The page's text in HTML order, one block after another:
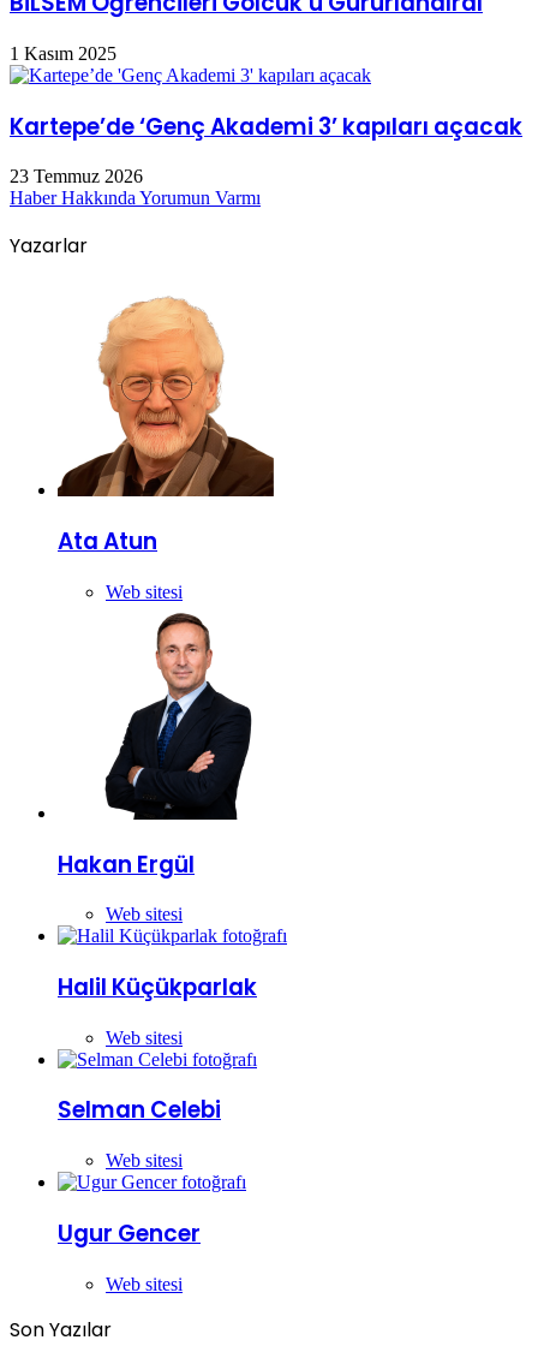
1 Kasım 2025
Kartepe’de ‘Genç Akademi 3’ kapıları açacak
23 Temmuz 2026
Haber Hakkında Yorumun Varmı
Yazarlar
Ata Atun
Web sitesi
Hakan Ergül
Web sitesi
Halil Küçükparlak
Web sitesi
Selman Celebi
Web sitesi
Ugur Gencer
Web sitesi
Son Yazılar